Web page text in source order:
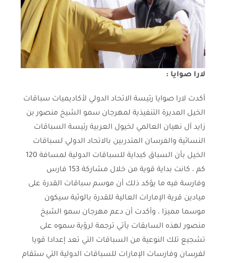
لارا صوايا :
أكدت لارا صوايا رئيسة الاتحاد الدولي لأكاديميات سباقات
الخيل المديرة التنفيذية لمهرجان سمو الشيخ منصور بن
زايد آل نهيان العالمي لخيول العربية رئيسة السباقات
النسائية والفرسان المتدربين بالاتحاد الدولي لسباقات
الخيل بأن السباق كبداية للسباقات الدولية لمسافة 120
كم ، كانت بداية قوية من خلال مشاركة 153 فارس
وفارسة فيه ما يؤكد ذلك أن موسم سباقات القدرة على
ميادين قرية الإمارات العالية للقدرة بالوثبة سيكون
موسما مميزا ، وأكدت أن دعم مهرجان سمو الشيخ
منصور لهذه السابقات يأتي ترجمة لرؤية سموه على
تشجيع تلك النوعية من السباقات التي تعد إعدادا قويا
لفرسان وفارسات الإمارات للسباقات الدولية التي ستقام